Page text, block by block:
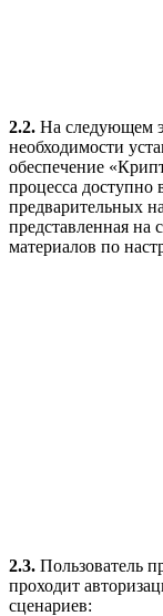
2.2. На следующем
необходимости
обеспечение
процесса доступно
предварительных
представленная на
материалов по
2.3. Пользователь
проходит
сценариев: